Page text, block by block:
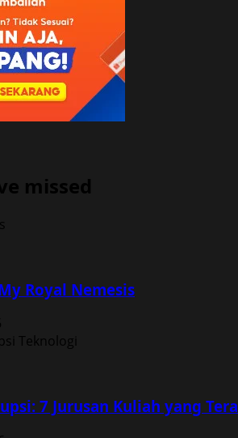
missed
Royal Nemesis
7 Jurusan Kuliah yang